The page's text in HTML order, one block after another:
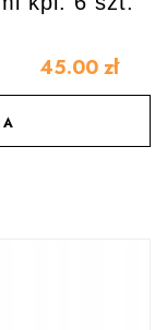
45.00 zł